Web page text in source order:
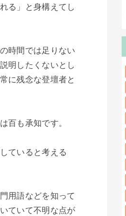
る」と身構えてし
時間では足りない
明したくないとし
に残念な登壇者と
百も承知です。
ていると考える
用語などを知って
ていて不明な点が